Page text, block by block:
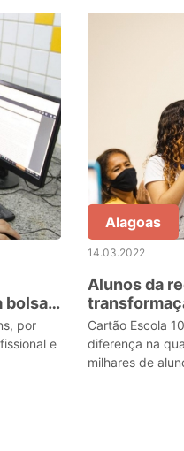
bolsa
por
e
Alagoas
14.03.2022
Alunos da
programas
Cartão Escola
diferença na
milhares de